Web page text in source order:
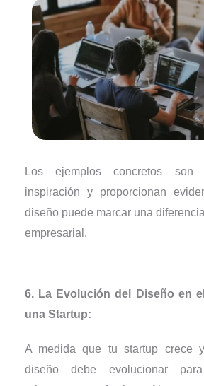
Los ejemplos concretos
inspiración y proporcionan
diseño puede marcar una
empresarial.
6. La Evolución del Diseño en
una Startup:
A medida que tu startup crece
diseño debe evolucionar